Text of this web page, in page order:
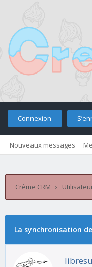
Connexion
Nouveaux messages
Crème CRM ›
La synchronisation